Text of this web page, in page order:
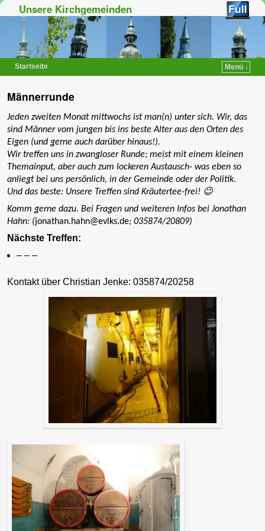
Unsere Kirchgemeinden
Startseite
Menü ↓
Männerrunde
Jeden zweiten Monat mittwochs ist man(n) unter sich. Wir, das
sind Männer vom jungen bis ins beste Alter aus den Orten des
Eigen (und gerne auch darüber hinaus!).
Wir treffen uns in zwangloser Runde; meist mit einem kleinen
Themainput, aber auch zum lockeren Austausch- was eben so
anliegt bei uns persönlich, in der Gemeinde oder der Politik.
Und das beste: Unsere Treffen sind Kräutertee-frei! 😉
Komm gerne dazu. Bei Fragen und weiteren Infos bei Jonathan
Hahn: (jonathan.hahn@evlks.de; 035874/20809)
Nächste Treffen:
– – –
Kontakt über Christian Jenke: 035874/20258